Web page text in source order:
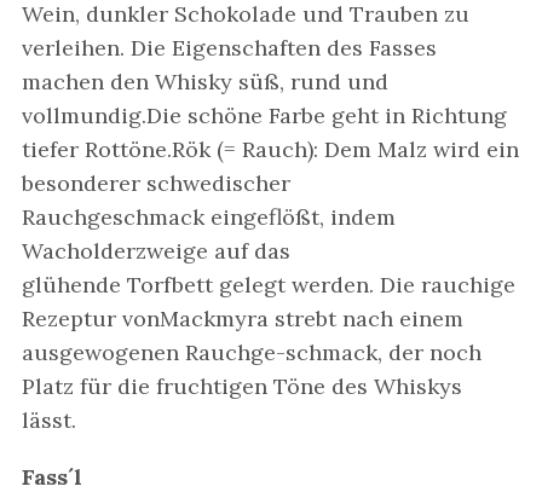
Wein, dunkler Schokolade und Trauben zu
verleihen. Die Eigenschaften des Fasses
machen den Whisky süß, rund und
vollmundig.Die schöne Farbe geht in Richtung
tiefer Rottöne.Rök (= Rauch): Dem Malz wird ein
besonderer schwedischer
Rauchgeschmack eingeflößt, indem
Wacholderzweige auf das
glühende Torfbett gelegt werden. Die rauchige
Rezeptur vonMackmyra strebt nach einem
ausgewogenen Rauchge-schmack, der noch
Platz für die fruchtigen Töne des Whiskys
lässt.
Fass´l